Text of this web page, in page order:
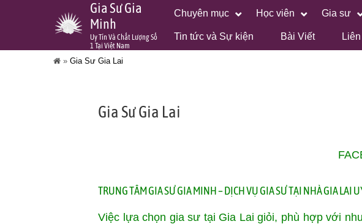
Gia Sư Gia
Minh
Uy Tín Và Chất Lượng Số
1 Tại Việt Nam
Chuyên mục Học viên Gia sư
Tin tức và Sự kiện Bài Viết
» Gia Sư Gia Lai
Gia Sư Gia Lai
TRUNG TÂM GIA SƯ GIA MINH – DỊCH VỤ GIA SƯ TẠI NHÀ GIA LAI
Việc lựa chọn gia sư tại Gia Lai giỏi, phù hợp với